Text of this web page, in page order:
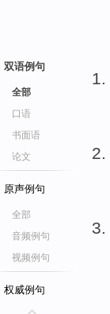
双语例句
全部
口语
书面语
论文
原声例句
全部
音频例句
视频例句
权威例句